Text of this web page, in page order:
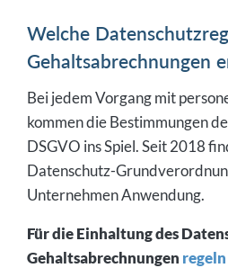
Welche
Gehaltsabrechnungen
Bei jedem Vorgang mit
kommen die Bestimmungen
DSGVO ins Spiel. Seit 2018
Datenschutz-
Unternehmen Anwendung.
Für die Einhaltung des
Gehaltsabrechnungen regeln